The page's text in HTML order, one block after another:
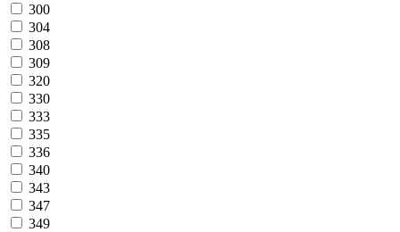
300
304
308
309
320
330
333
335
336
340
343
347
349